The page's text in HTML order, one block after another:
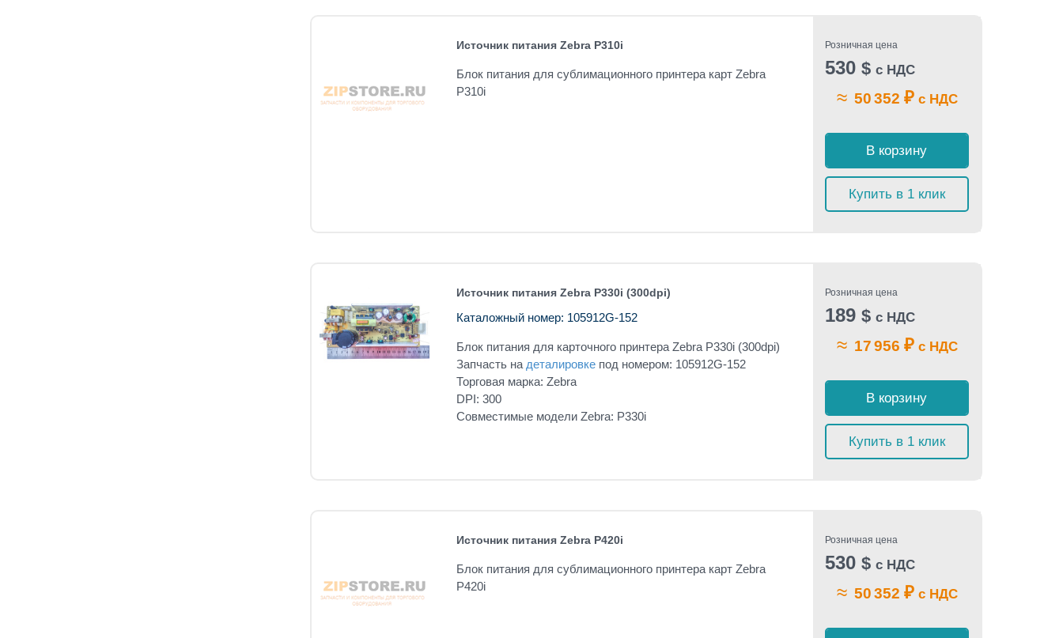
Источник питания Zebra P310i
Блок питания для сублимационного принтера карт Zebra
P310i
Розничная цена
530 $ с НДС
≈ 50 352 ₽с НДС
В корзину
Купить в 1 клик
Источник питания Zebra P330i (300dpi)
Каталожный номер: 105912G-152
Блок питания для карточного принтера Zebra P330i (300dpi)
Запчасть на деталировкепод номером: 105912G-152
Торговая марка: Zebra
DPI: 300
Совместимые модели Zebra: P330i
Розничная цена
189 $ с НДС
≈ 17 956 ₽с НДС
В корзину
Купить в 1 клик
Источник питания Zebra P420i
Блок питания для сублимационного принтера карт Zebra
P420i
Розничная цена
530 $ с НДС
≈ 50 352 ₽с НДС